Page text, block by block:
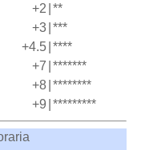
+2 **
+3 ***
+4.5 ****
+7 *******
+8 ********
+9 *********